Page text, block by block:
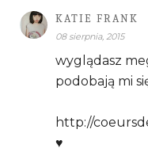
KATIE FRANK
08 sierpnia, 2015
wyglądasz
podobają mi
http://
♥